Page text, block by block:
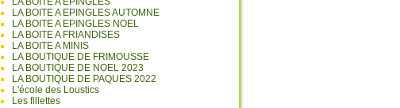
LA BOITE A EPINGLES AUTOMNE
LA BOITE A EPINGLES NOEL
LA BOITE A FRIANDISES
LA BOITE A MINIS
LA BOUTIQUE DE FRIMOUSSE
LA BOUTIQUE DE NOEL 2023
LA BOUTIQUE DE PAQUES 2022
L'école des Loustics
Les fillettes